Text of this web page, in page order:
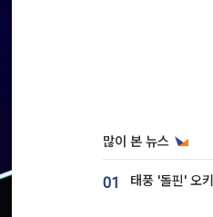
많이 본 뉴스
01